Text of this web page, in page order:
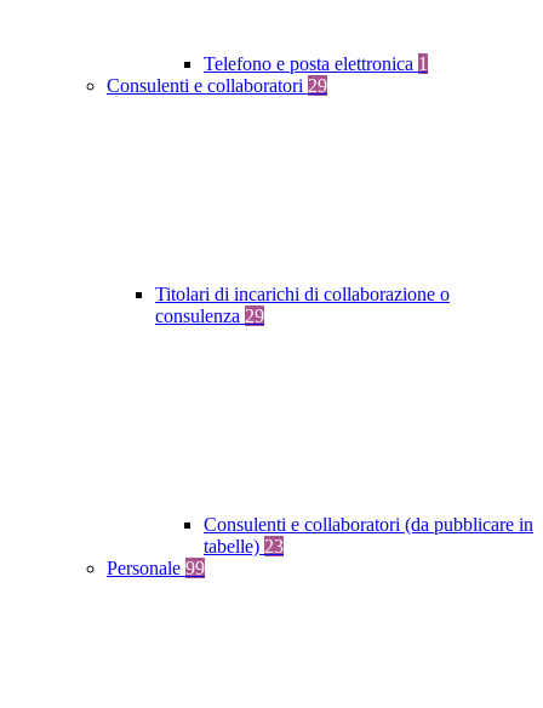
Telefono e posta elettronica 1
Consulenti e collaboratori 29
Titolari di incarichi di collaborazione o
consulenza 29
Consulenti e collaboratori (da pubblicare in
tabelle) 23
Personale 99